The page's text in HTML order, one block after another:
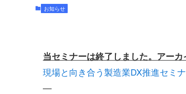
お知らせ
当セミナーは終了しました。アー
現場と向き合う製造業DX推進セミ
—